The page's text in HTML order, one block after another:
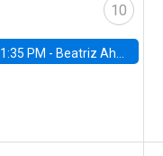
10
1:35 PM - Beatriz Ahumada, PhD candidate, Universidad de Pittsburgh